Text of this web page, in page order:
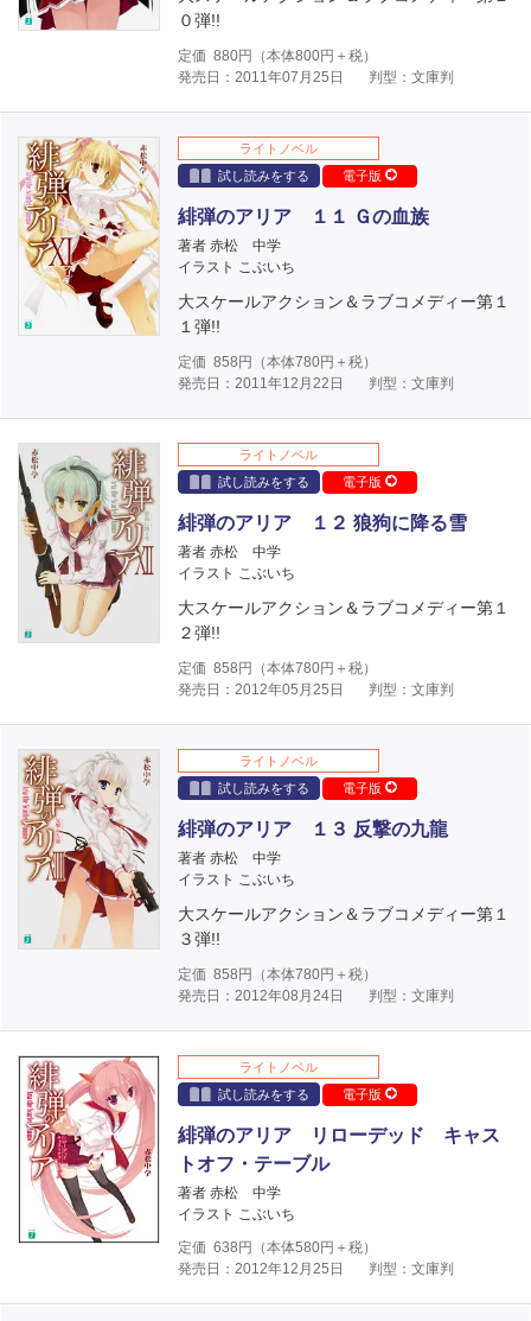
０弾!!
定価 880円（本体800円＋税）
発売日：2011年07月25日
判型：文庫判
ライトノベル
試し読みをする
電子版
緋弾のアリア １１ Ｇの血族
著者 赤松 中学
イラスト こぶいち
大スケールアクション＆ラブコメディー第１
１弾!!
定価 858 円（本体780円＋税）
発売日：2011年12月22日
判型：文庫判
ライトノベル
試し読みをする
電子版
緋弾のアリア １２ 狼狗に降る雪
著者 赤松 中学
イラスト こぶいち
大スケールアクション＆ラブコメディー第１
２弾!!
定価 858 円（本体780円＋税）
発売日：2012年05月25日
判型：文庫判
ライトノベル
試し読みをする
電子版
緋弾のアリア １３ 反撃の九龍
著者 赤松 中学
イラスト こぶいち
大スケールアクション＆ラブコメディー第１
３弾!!
定価 858 円（本体780円＋税）
発売日：2012年08月24日
判型：文庫判
ライトノベル
試し読みをする
電子版
緋弾のアリア リローデッド キャス
トオフ・テーブル
著者 赤松 中学
イラスト こぶいち
定価 638 円（本体580円＋税）
発売日：2012年12月25日
判型：文庫判